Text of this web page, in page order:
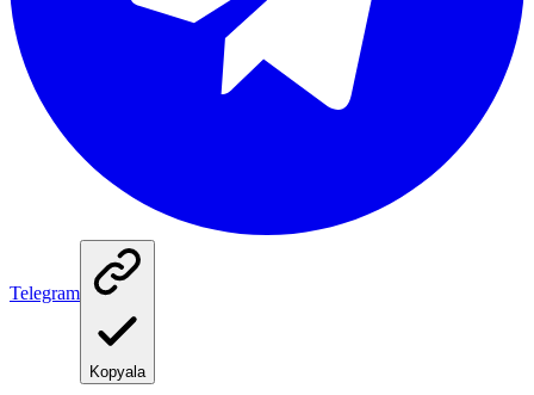
Telegram
Kopyala